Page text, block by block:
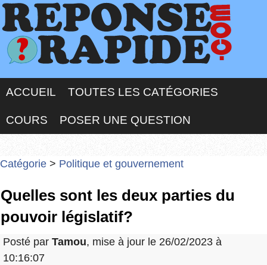
ACCUEIL TOUTES LES CATÉGORIES
COURS POSER UNE QUESTION
Catégorie > Politique et gouvernement
Quelles sont les deux parties du
pouvoir législatif?
Posté par Tamou, mise à jour le 26/02/2023 à
10:16:07